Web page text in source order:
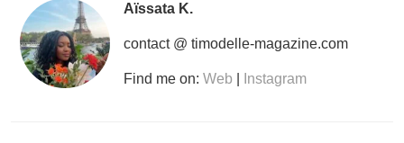
Aïssata K.
contact @ timodelle-magazine.com
Find me on: Web Instagram